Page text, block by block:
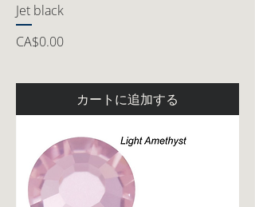
Jet black
価格
CA$0.00
カートに追加する